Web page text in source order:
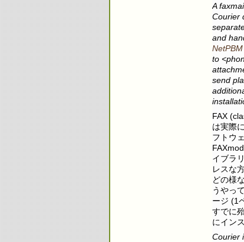
A
Courier
and
NetPBM
to
send
FAX
は実際
フトウ
イブラ
レスな
どの様
うやっ
ージ (1
すでに
にイン
Courier